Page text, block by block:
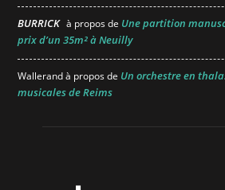
BURRICK à propos de Une partition
prix d’un 35m² à Neuilly
Wallerandà propos de Un orchestre en
musicales de Reims